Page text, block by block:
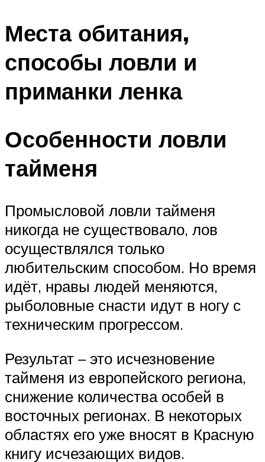
Места обитания,
способы ловли и
приманки ленка
Особенности ловли
тайменя
Промысловой ловли тайменя
никогда не существовало, лов
осуществлялся только
любительским способом. Но время
идёт, нравы людей меняются,
рыболовные снасти идут в ногу с
техническим прогрессом.
Результат – это исчезновение
тайменя из европейского региона,
снижение количества особей в
восточных регионах. В некоторых
областях его уже вносят в Красную
книгу исчезающих видов.